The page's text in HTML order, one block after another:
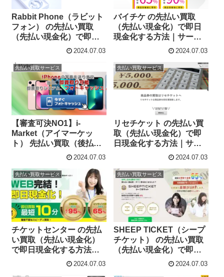
Rabbit Phone（ラビット
フォン） の先払い買取
（先払い現金化）で即日
現金化する方法｜サービ
2024.07.03
バイチケ の先払い買取
（先払い現金化）で即日
現金化する方法｜サービ
ス内容・詳細情報2024.07.03
先払い買取サービス
【審査可決NO1】i-
Market（アイマーケッ
ト） 先払い買取（後払い
現金化）で誰でも簡単に
口コミとサービス詳細情
報
2024.07.03
先払い買取サービス
リセチケット の先払い買
取（先払い現金化）で即
日現金化する方法｜サー
ビス内容・詳細情報2024.07.03
先払い買取サービス
チケットセンター の先払
い買取（先払い現金化）
で即日現金化する方法｜
サービス内容・詳細情報
2024.07.03
先払い買取サービス
SHEEP TICKET（シープ
チケット） の先払い買取
（先払い現金化）で即日
現金化する方法｜サービ
2024.07.03